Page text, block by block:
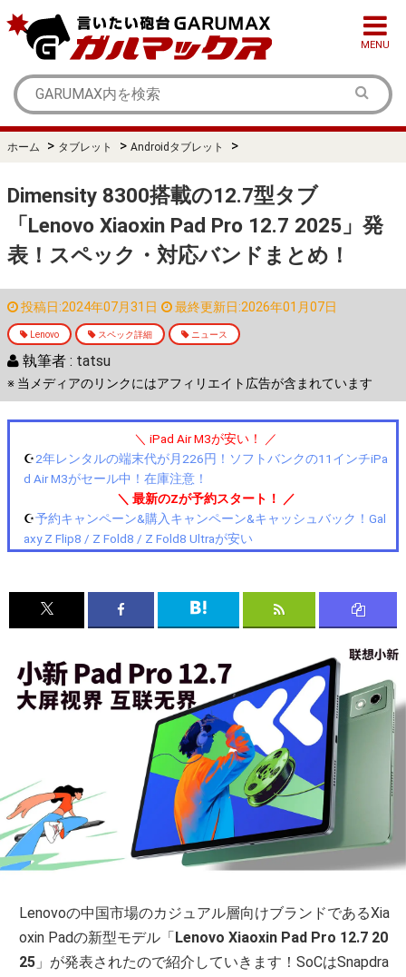
MENU
ホーム > タブレット > Androidタブレット >
Dimensity 8300搭載の12.7型タブ
「Lenovo Xiaoxin Pad Pro 12.7 2025」発
表！スペック・対応バンドまとめ！
投稿日:2024年07月31日 最終更新日:2026年01月07日
Lenovo スペック詳細 ニュース
執筆者 : tatsu
※ 当メディアのリンクにはアフィリエイト広告が含まれています
＼ iPad Air M3が安い！ ／
☪️2年レンタルの端末代が月226円！ソフトバンクの11インチiPa
d Air M3がセール中！在庫注意！
＼ 最新のZが予約スタート！ ／
☪️予約キャンペーン&購入キャンペーン&キャッシュバック！Gal
axy Z Flip8 / Z Fold8 / Z Fold8 Ultraが安い
Lenovoの中国市場のカジュアル層向けブランドであるXia
oxin Padの新型モデル「 Lenovo Xiaoxin Pad Pro 12.7 20
25 」が発表されたので紹介していきます！SoCはSnapdra